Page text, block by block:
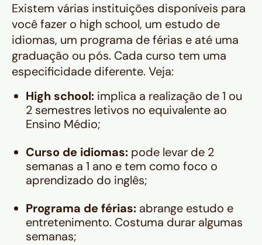
Existem várias instituições disponíveis para
você fazer o high school, um estudo de
idiomas, um programa de férias e até uma
graduação ou pós. Cada curso tem uma
especificidade diferente. Veja:
High school: implica a realização de 1 ou
2 semestres letivos no equivalente ao
Ensino Médio;
Curso de idiomas: pode levar de 2
semanas a 1 ano e tem como foco o
aprendizado do inglês;
Programa de férias: abrange estudo e
entretenimento. Costuma durar algumas
semanas;